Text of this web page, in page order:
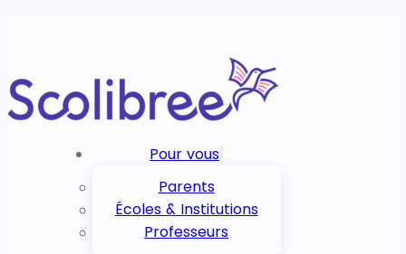
Pour vous
Parents
Écoles & Institutions
Professeurs